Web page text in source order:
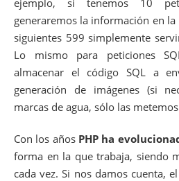
ejemplo, si tenemos 10
generaremos la información en
siguientes 599 simplemente
Lo mismo para peticiones
almacenar el código SQL a
generación de imágenes (si
marcas de agua, sólo las
Con los años PHP ha
forma en la que trabaja, siendo
cada vez. Si nos damos cuenta,